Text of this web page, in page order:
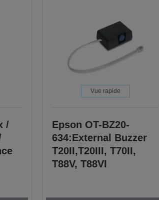
/
Vue rapide
Epson OT-BZ20-
634:External Buzzer
T20II,T20III, T70II,
T88V, T88VI